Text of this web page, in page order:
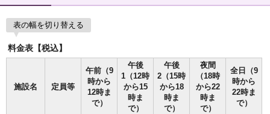
表の幅を切り替える
料金表【税込】
施設名 定員等
午前（9
時から
12時ま
で）
午後
1（12時
から15
時ま
で）
午後
2（15時
から18
時ま
で）
夜間
（18時
から22
時ま
で）
全日（9
時から
22時ま
で）